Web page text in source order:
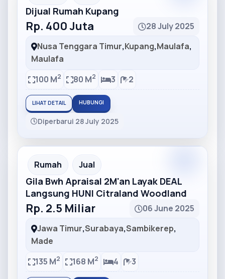
Dijual Rumah Kupang
Rp. 400 Juta
28 July 2025
Nusa Tenggara Timur,Kupang,Maulafa,
Maulafa
100 M2 80 M2 3 2
LIHAT DETAIL HUBUNGI
Diperbarui 28 July 2025
Partner Ad
Rumah Jual
Gila Bwh Apraisal 2M'an Layak DEAL
Langsung HUNI Citraland Woodland
Rp. 2.5 Miliar
06 June 2025
Jawa Timur,Surabaya,Sambikerep,
Made
135 M2 168 M2 4 3